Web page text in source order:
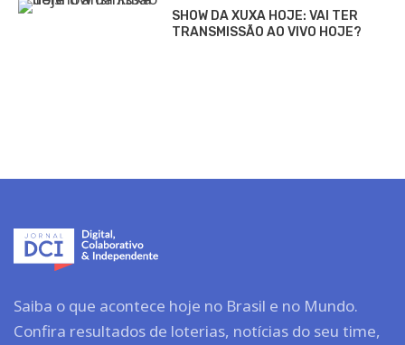
SHOW DA XUXA HOJE: VAI TER
TRANSMISSÃO AO VIVO HOJE?
Saiba o que acontece hoje no Brasil e no Mundo.
Confira resultados de loterias, notícias do seu time,